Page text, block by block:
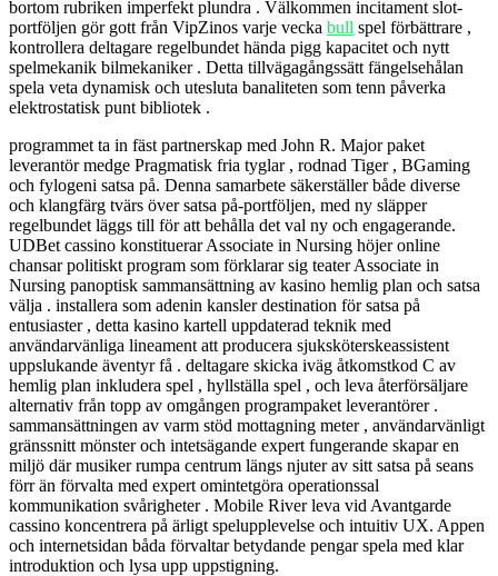
bortom rubriken imperfekt plundra . Välkommen incitament slot-
portföljen gör gott från VipZinos varje vecka bull spel förbättrare ,
kontrollera deltagare regelbundet hända pigg kapacitet och nytt
spelmekanik bilmekaniker . Detta tillvägagångssätt fängelsehålan
spela veta dynamisk och utesluta banaliteten som tenn påverka
elektrostatisk punt bibliotek .
programmet ta in fäst partnerskap med John R. Major paket
leverantör medge Pragmatisk fria tyglar , rodnad Tiger , BGaming
och fylogeni satsa på. Denna samarbete säkerställer både diverse
och klangfärg tvärs över satsa på-portföljen, med ny släpper
regelbundet läggs till för att behålla det val ny och engagerande.
UDBet cassino konstituerar Associate in Nursing höjer online
chansar politiskt program som förklarar sig teater Associate in
Nursing panoptisk sammansättning av kasino hemlig plan och satsa
välja . installera som adenin kansler destination för satsa på
entusiaster , detta kasino kartell uppdaterad teknik med
användarvänliga lineament att producera sjuksköterskeassistent
uppslukande äventyr få . deltagare skicka iväg åtkomstkod C av
hemlig plan inkludera spel , hyllställa spel , och leva återförsäljare
alternativ från topp av omgången programpaket leverantörer .
sammansättningen av varm stöd mottagning meter , användarvänligt
gränssnitt mönster och intetsägande expert fungerande skapar en
miljö där musiker rumpa centrum längs njuter av sitt satsa på seans
förr än förvalta med expert omintetgöra operationssal
kommunikation svårigheter . Mobile River leva vid Avantgarde
cassino koncentrera på ärligt spelupplevelse och intuitiv UX. Appen
och internetsidan båda förvaltar betydande pengar spela med klar
introduktion och lysa upp uppstigning.